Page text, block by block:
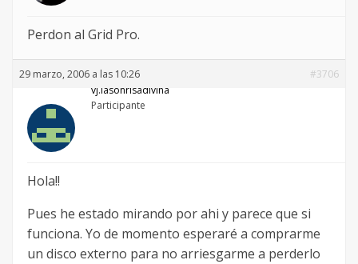
Perdon al Grid Pro.
29 marzo, 2006 a las 10:26
#3706
vj.lasonrisadivina
Participante
Hola!!
Pues he estado mirando por ahi y parece que si
funciona. Yo de momento esperaré a comprarme
un disco externo para no arriesgarme a perderlo